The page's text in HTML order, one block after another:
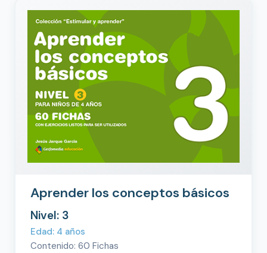
Aprender los conceptos básicos
Nivel: 3
Edad: 4 años
Contenido: 60 Fichas